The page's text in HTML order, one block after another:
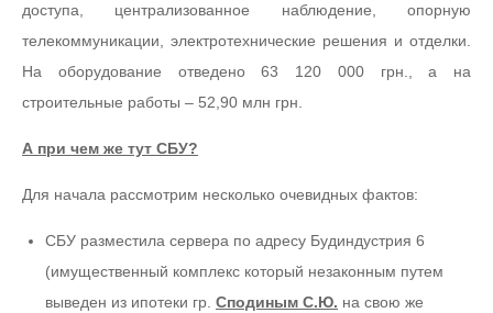
доступа, централизованное наблюдение, опорную
телекоммуникации, электротехнические решения и отделки.
На оборудование отведено 63 120 000 грн., а на
строительные работы – 52,90 млн грн.
А при чем же тут СБУ?
Для начала рассмотрим несколько очевидных фактов:
СБУ разместила сервера по адресу Будиндустрия 6
(имущественный комплекс который незаконным путем
выведен из ипотеки гр. Сподиным С.Ю. на свою же